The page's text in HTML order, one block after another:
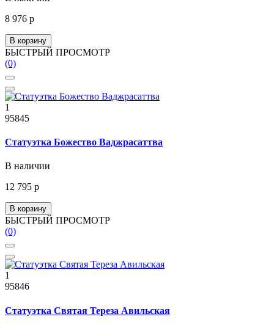
8 976 р
В корзину
БЫСТРЫЙ ПРОСМОТР
(0)
1
95845
Статуэтка Божество Ваджрасаттва
В наличии
12 795 р
В корзину
БЫСТРЫЙ ПРОСМОТР
(0)
1
95846
Статуэтка Святая Тереза Авильская